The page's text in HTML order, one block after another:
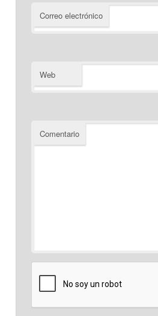
Correo electrónico
Web
Comentario